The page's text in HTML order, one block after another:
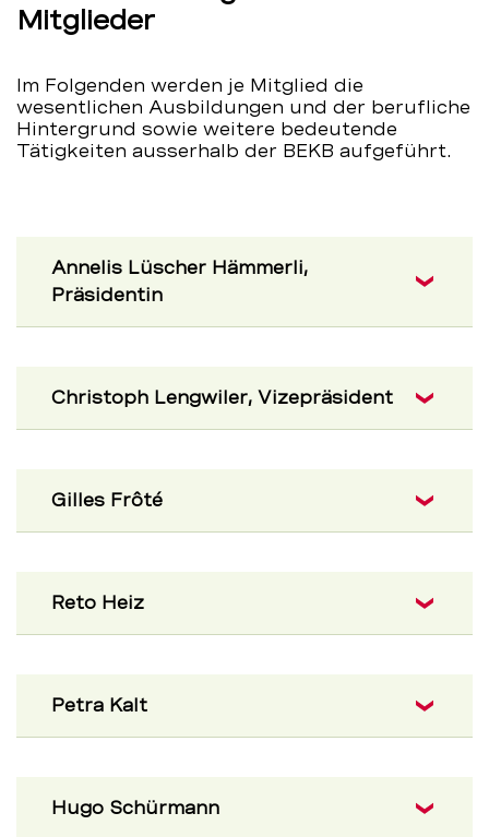
Mitglieder
Im Folgenden werden je Mitglied die
wesentlichen Ausbildungen und der berufliche
Hintergrund sowie weitere bedeutende
Tätigkeiten ausserhalb der BEKB aufgeführt.
Annelis Lüscher Hämmerli,
Präsidentin
Christoph Lengwiler, Vizepräsident
Gilles Frôté
Reto Heiz
Petra Kalt
Hugo Schürmann